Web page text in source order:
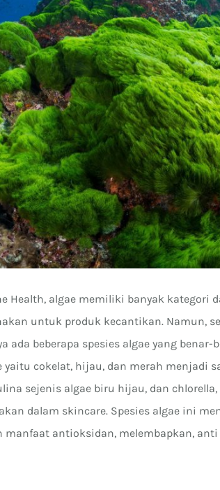
Health, algae memiliki banyak kategori
untuk produk kecantikan. Namun,
ada beberapa spesies algae yang benar-
yaitu cokelat, hijau, dan merah menjadi
sejenis algae biru hijau, dan chlorella,
dalam skincare. Spesies algae ini
antioksidan, melembapkan, anti